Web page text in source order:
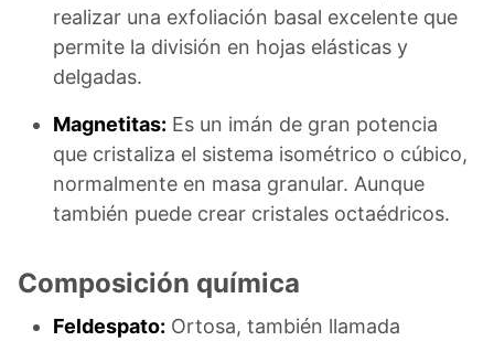
realizar una exfoliación basal excelente que
permite la división en hojas elásticas y
delgadas.
Magnetitas: Es un imán de gran potencia
que cristaliza el sistema isométrico o cúbico,
normalmente en masa granular. Aunque
también puede crear cristales octaédricos.
Composición química
Feldespato: Ortosa, también llamada